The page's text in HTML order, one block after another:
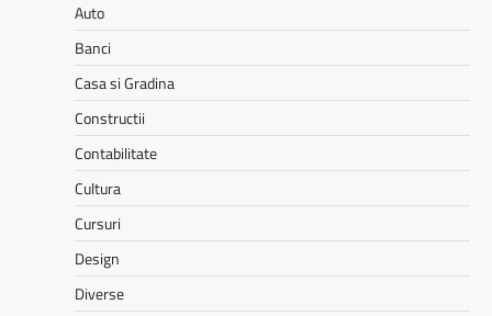
Auto
Banci
Casa si Gradina
Constructii
Contabilitate
Cultura
Cursuri
Design
Diverse